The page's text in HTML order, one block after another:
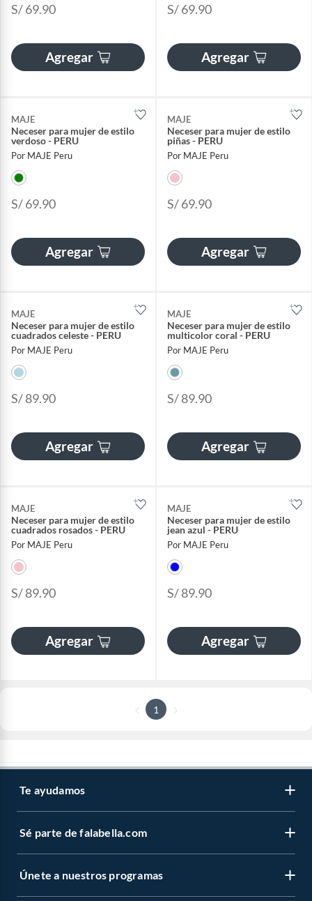
S/ 69.90
Agregar
S/ 69.90
Agregar
MAJE
Neceser para mujer de estilo
verdoso - PERU
Por MAJE Peru
S/ 69.90
Agregar
MAJE
Neceser para mujer de estilo
piñas - PERU
Por MAJE Peru
S/ 69.90
Agregar
MAJE
Neceser para mujer de estilo
cuadrados celeste - PERU
Por MAJE Peru
S/ 89.90
Agregar
MAJE
Neceser para mujer de estilo
multicolor coral - PERU
Por MAJE Peru
S/ 89.90
Agregar
MAJE
Neceser para mujer de estilo
cuadrados rosados - PERU
Por MAJE Peru
S/ 89.90
Agregar
MAJE
Neceser para mujer de estilo
jean azul - PERU
Por MAJE Peru
S/ 89.90
Agregar
1
Te ayudamos
Sé parte de falabella.com
Únete a nuestros programas